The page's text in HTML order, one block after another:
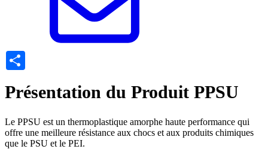
Présentation du Produit PPSU
Le PPSU est un thermoplastique amorphe haute performance qui
offre une meilleure résistance aux chocs et aux produits chimiques
que le PSU et le PEI.